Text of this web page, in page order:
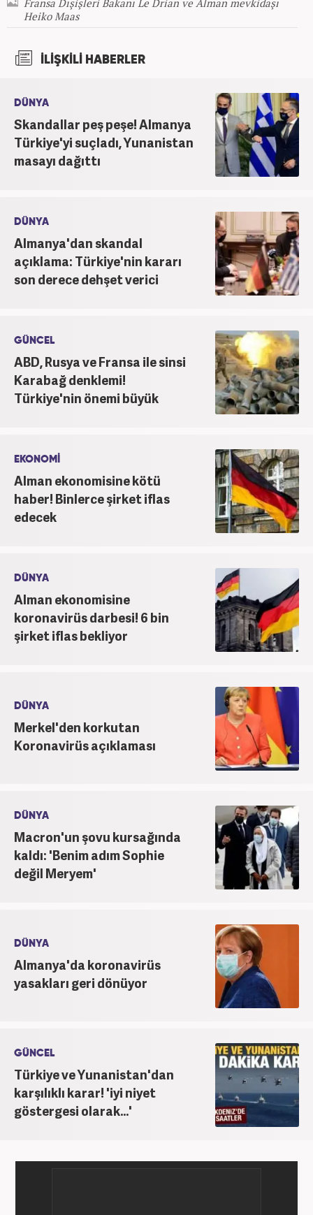
Heiko Maas
İLİŞKİLİ HABERLER
DÜNYA
Skandallar peş peşe! Almanya
Türkiye'yi suçladı, Yunanistan
masayı dağıttı
DÜNYA
Almanya'dan skandal
açıklama: Türkiye'nin kararı
son derece dehşet verici
GÜNCEL
ABD, Rusya ve Fransa ile sinsi
Karabağ denklemi!
Türkiye'nin önemi büyük
EKONOMİ
Alman ekonomisine kötü
haber! Binlerce şirket iflas
edecek
DÜNYA
Alman ekonomisine
koronavirüs darbesi! 6 bin
şirket iflas bekliyor
DÜNYA
Merkel'den korkutan
Koronavirüs açıklaması
DÜNYA
Macron'un şovu kursağında
kaldı: 'Benim adım Sophie
değil Meryem'
DÜNYA
Almanya'da koronavirüs
yasakları geri dönüyor
GÜNCEL
Türkiye ve Yunanistan'dan
karşılıklı karar! 'iyi niyet
göstergesi olarak...'